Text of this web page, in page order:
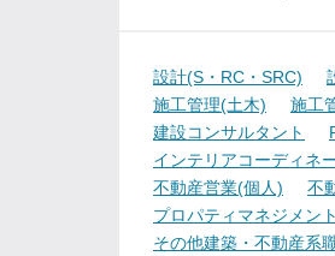
設計(S・RC・SRC)
施工管理(土木)
施工
建設コンサルタント
インテリアコーディネ
不動産営業(個人)
不
プロパティマネジメント
その他建築・不動産系